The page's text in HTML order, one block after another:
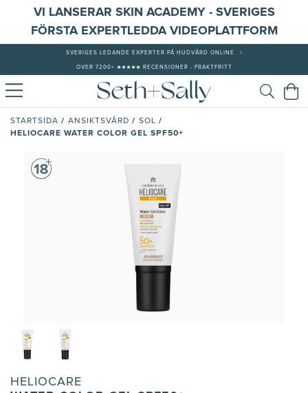
VI LANSERAR SKIN ACADEMY - SVERIGES
FÖRSTA EXPERTLEDDA VIDEOPLATTFORM
SVERIGES LEDANDE EXPERTER PÅ HUDVÅRD ONLINE
ÖVER 7200+ ★★★★★ RECENSIONER - FRAKTFRITT
STARTSIDA / ANSIKTSVÅRD / SOL /
HELIOCARE WATER COLOR GEL SPF50+
HELIOCARE